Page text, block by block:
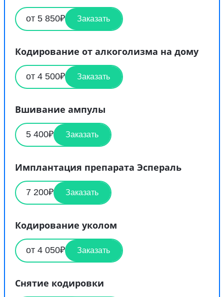
от 5 850₽ Заказать
Кодирование от алкоголизма на дому
от 4 500₽ Заказать
Вшивание ампулы
5 400₽ Заказать
Имплантация препарата Эспераль
7 200₽ Заказать
Кодирование уколом
от 4 050₽ Заказать
Снятие кодировки